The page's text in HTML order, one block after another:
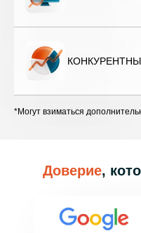
*Могут взиматься
Доверие,